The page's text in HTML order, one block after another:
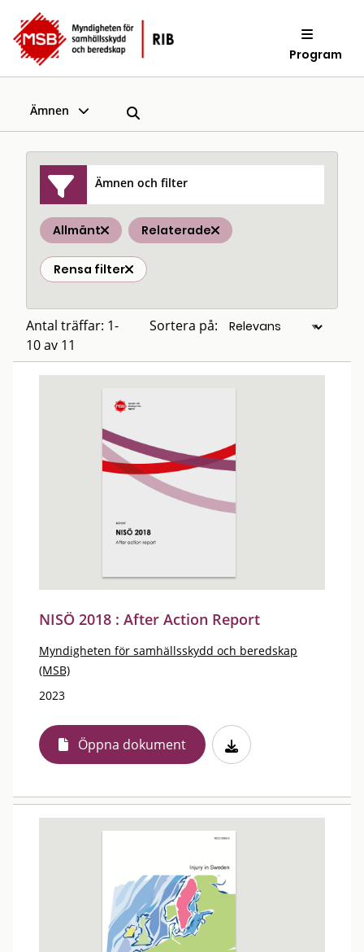
Program
Ämnen
Ämnen och filter
Allmänt Relaterade
Rensa filter
Antal träffar: 1-
10 av 11
Sortera på:
NISÖ 2018 : After Action Report
Myndigheten för samhällsskydd och beredskap
(MSB)
2023
Öppna dokument